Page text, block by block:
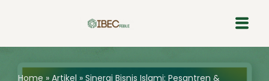
to
Home » Artikel » Sinergi Bisnis Islami: Pesantren &